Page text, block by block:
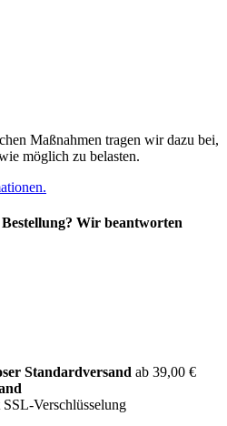
Maßnahmen tragen wir dazu bei,
möglich zu belasten.
Wir beantworten
Standardversand ab 39,00 €
Verschlüsselung